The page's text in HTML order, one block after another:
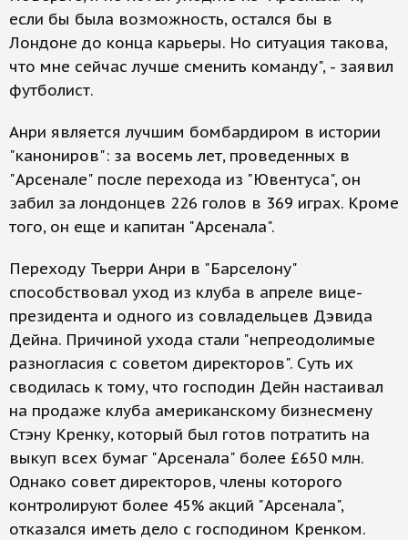
если бы была возможность, остался бы в
Лондоне до конца карьеры. Но ситуация такова,
что мне сейчас лучше сменить команду", - заявил
футболист.
Анри является лучшим бомбардиром в истории
"канониров": за восемь лет, проведенных в
"Арсенале" после перехода из "Ювентуса", он
забил за лондонцев 226 голов в 369 играх. Кроме
того, он еще и капитан "Арсенала".
Переходу Тьерри Анри в "Барселону"
способствовал уход из клуба в апреле вице-
президента и одного из совладельцев Дэвида
Дейна. Причиной ухода стали "непреодолимые
разногласия с советом директоров". Суть их
сводилась к тому, что господин Дейн настаивал
на продаже клуба американскому бизнесмену
Стэну Кренку, который был готов потратить на
выкуп всех бумаг "Арсенала" более £650 млн.
Однако совет директоров, члены которого
контролируют более 45% акций "Арсенала",
отказался иметь дело с господином Кренком.